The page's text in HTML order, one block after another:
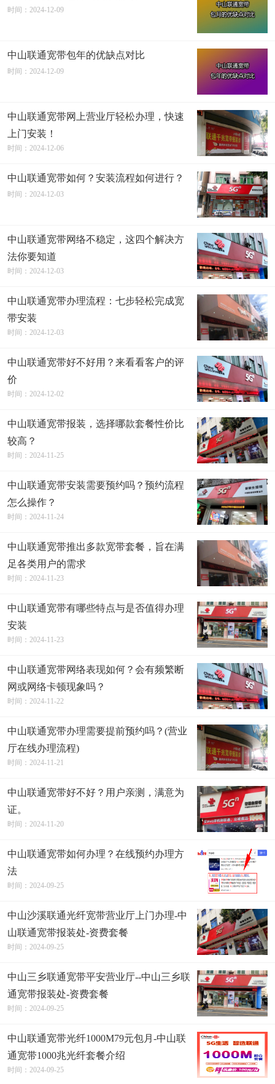
时间：2024-12-09
中山联通宽带包年的优缺点对比
时间：2024-12-09
中山联通宽带网上营业厅轻松办理，快速
上门安装！
时间：2024-12-06
中山联通宽带如何？安装流程如何进行？
时间：2024-12-03
中山联通宽带网络不稳定，这四个解决方
法你要知道
时间：2024-12-03
中山联通宽带办理流程：七步轻松完成宽
带安装
时间：2024-12-03
中山联通宽带好不好用？来看看客户的评
价
时间：2024-12-02
中山联通宽带报装，选择哪款套餐性价比
较高？
时间：2024-11-25
中山联通宽带安装需要预约吗？预约流程
怎么操作？
时间：2024-11-24
中山联通宽带推出多款宽带套餐，旨在满
足各类用户的需求
时间：2024-11-23
中山联通宽带有哪些特点与是否值得办理
安装
时间：2024-11-23
中山联通宽带网络表现如何？会有频繁断
网或网络卡顿现象吗？
时间：2024-11-22
中山联通宽带办理需要提前预约吗？(营业
厅在线办理流程)
时间：2024-11-21
中山联通宽带好不好？用户亲测，满意为
证。
时间：2024-11-20
中山联通宽带如何办理？在线预约办理方
法
时间：2024-09-25
中山沙溪联通光纤宽带营业厅上门办理-中
山联通宽带报装处-资费套餐
时间：2024-09-25
中山三乡联通宽带平安营业厅--中山三乡联
通宽带报装处-资费套餐
时间：2024-09-25
中山联通宽带光纤1000M79元包月-中山联
通宽带1000兆光纤套餐介绍
时间：2024-09-25